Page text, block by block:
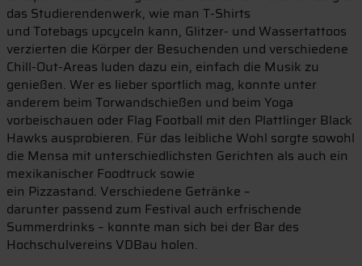
das Studierendenwerk, wie man T-Shirts
und Totebags upcyceln kann, Glitzer- und Wassertattoos
verzierten die Körper der Besuchenden und verschiedene
Chill-Out-Areas luden dazu ein, einfach die Musik zu
genießen. Wer es lieber sportlich mag, konnte unter
anderem beim Torwandschießen und beim Yoga
vorbeischauen oder Flag Football mit den Plattlinger Black
Hawks ausprobieren. Für das leibliche Wohl sorgte sowohl
die Mensa mit unterschiedlichsten Gerichten als auch ein
mexikanischer Foodtruck sowie
ein Pizzastand. Verschiedene Getränke –
darunter passend zum Festival auch erfrischende
Summerdrinks – konnte man sich bei der Bar des
Hochschulvereins VDBau holen.